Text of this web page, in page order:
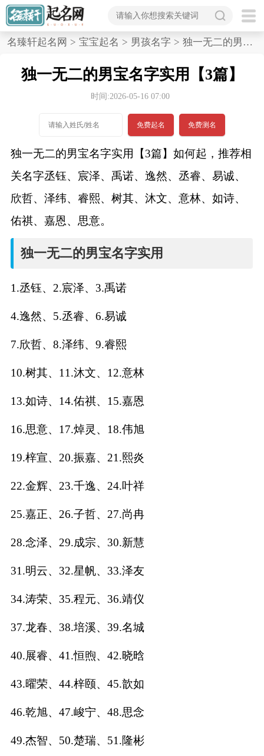
首
名
名
男孩名字打分
女孩名字打分
生
肖
蛇年起名
龙年起名
兔年起名
取
名
名臻轩起名网 > 宝宝起名 > 男孩名字 > 独一无二的男宝名字实用,3篇
独一无二的男宝名字实用【3篇】
时间:2026-05-16 07:00
免费起名 免费测名
独一无二的男宝名字实用【3篇】如何起，推荐相
关名字丞钰、宸泽、禹诺、逸然、丞睿、易诚、
欣哲、泽纬、睿熙、树其、沐文、意林、如诗、
佑祺、嘉恩、思意。
独一无二的男宝名字实用
1.丞钰、2.宸泽、3.禹诺
4.逸然、5.丞睿、6.易诚
7.欣哲、8.泽纬、9.睿熙
10.树其、11.沐文、12.意林
13.如诗、14.佑祺、15.嘉恩
16.思意、17.焯灵、18.伟旭
19.梓宣、20.振嘉、21.熙炎
22.金辉、23.千逸、24.叶祥
25.嘉正、26.子哲、27.尚冉
28.念泽、29.成宗、30.新慧
31.明云、32.星帆、33.泽友
34.涛荣、35.程元、36.靖仪
37.龙春、38.培溪、39.名城
40.展睿、41.恒煦、42.晓晗
43.曜荣、44.梓颐、45.歆如
46.乾旭、47.峻宁、48.思念
49.杰智、50.楚瑞、51.隆彬